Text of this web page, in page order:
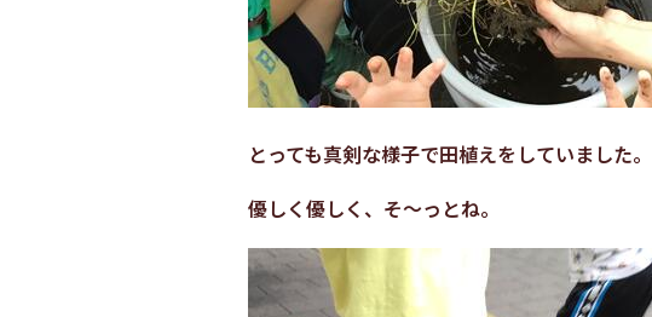
とっても真剣な様子で田植えをしていました。
優しく優しく、そ～っとね。